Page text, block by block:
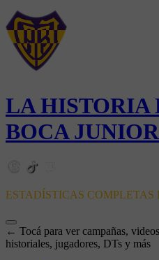
LA HISTORIA
BOCA
ESTADÍSTICAS
← Tocá para ver campañas,
historiales, jugadores, DTs y más